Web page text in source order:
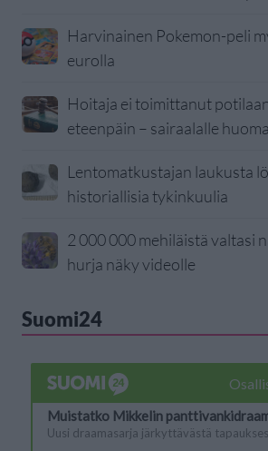
Harvinainen Pokemon-peli
eurolla
Hoitaja ei toimittanut
eteenpäin – sairaalalle
Lentomatkustajan laukusta
historiallisia tykinkuulia
2 000 000 mehiläistä valtasi
hurja näky videolle
Suomi24